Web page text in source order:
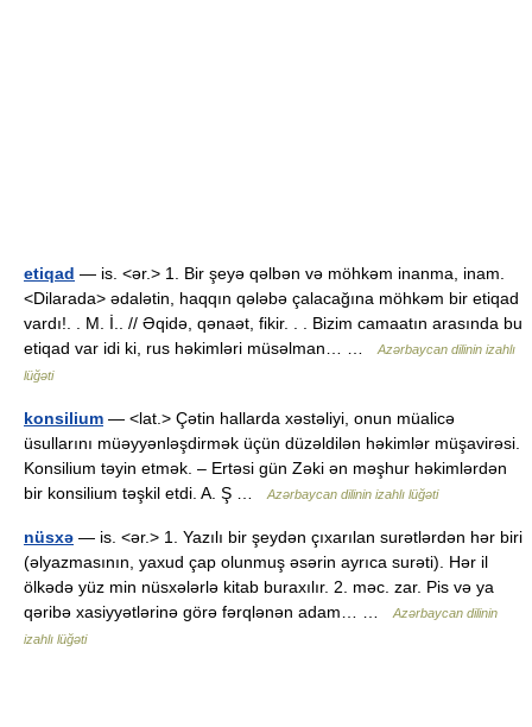
etiqad — is. <ər.> 1. Bir şeyə qəlbən və möhkəm inanma, inam.
<Dilarada> ədalətin, haqqın qələbə çalacağına möhkəm bir etiqad
vardı!. . M. İ.. // Əqidə, qənaət, fikir. . . Bizim camaatın arasında bu
etiqad var idi ki, rus həkimləri müsəlman… …
Azərbaycan dilinin izahlı
lüğəti
konsilium — <lat.> Çətin hallarda xəstəliyi, onun müalicə
üsullarını müəyyənləşdirmək üçün düzəldilən həkimlər müşavirəsi.
Konsilium təyin etmək. – Ertəsi gün Zəki ən məşhur həkimlərdən
bir konsilium təşkil etdi. A. Ş …
Azərbaycan dilinin izahlı lüğəti
nüsxə — is. <ər.> 1. Yazılı bir şeydən çıxarılan surətlərdən hər biri
(əlyazmasının, yaxud çap olunmuş əsərin ayrıca surəti). Hər il
ölkədə yüz min nüsxələrlə kitab buraxılır. 2. məc. zar. Pis və ya
qəribə xasiyyətlərinə görə fərqlənən adam… …
Azərbaycan dilinin
izahlı lüğəti